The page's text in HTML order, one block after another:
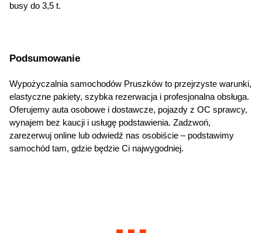
busy do 3,5 t.
Podsumowanie
Wypożyczalnia samochodów Pruszków to przejrzyste warunki,
elastyczne pakiety, szybka rezerwacja i profesjonalna obsługa.
Oferujemy auta osobowe i dostawcze, pojazdy z OC sprawcy,
wynajem bez kaucji i usługę podstawienia. Zadzwoń,
zarezerwuj online lub odwiedź nas osobiście – podstawimy
samochód tam, gdzie będzie Ci najwygodniej.